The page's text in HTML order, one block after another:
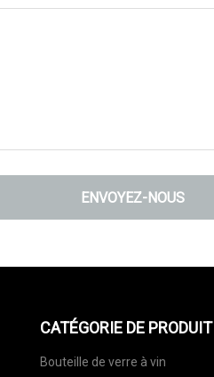
ENVOYEZ-NOUS
CATÉGORIE DE PRODUIT
Bouteille de verre à vin